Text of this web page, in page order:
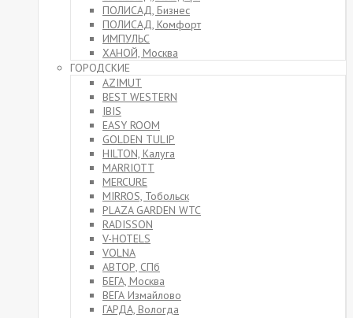
ПОЛИСАД, Бизнес
ПОЛИСАД, Комфорт
ИМПУЛЬС
ХАНОЙ, Москва
ГОРОДСКИЕ
AZIMUT
BEST WESTERN
IBIS
EASY ROOM
GOLDEN TULIP
HILTON, Калуга
MARRIOTT
MERCURE
MIRROS, Тобольск
PLAZA GARDEN WTC
RADISSON
V-HOTELS
VOLNA
АВТОР, СПб
БЕГА, Москва
ВЕГА Измайлово
ГАРДА, Вологда